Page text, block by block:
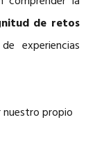
de retos
experiencias
propio